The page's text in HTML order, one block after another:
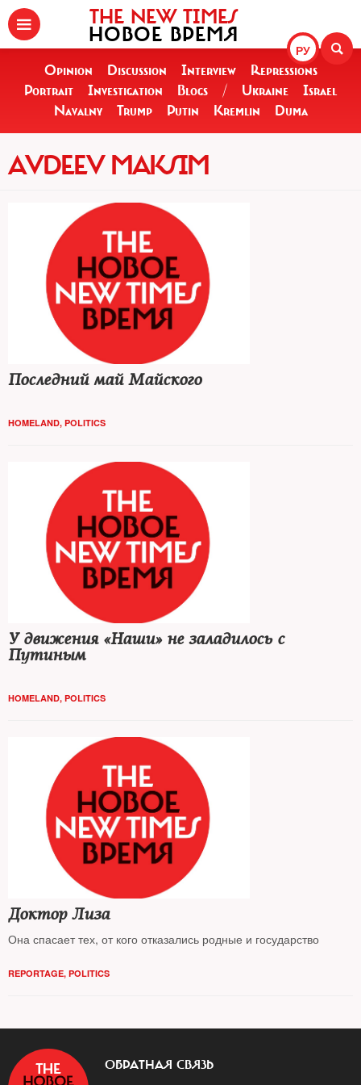
РУ
THE NEW TIMES
НОВОЕ ВРЕМЯ
Opinion Discussion Interview
Repressions
Portrait
Investigation Blogs / Ukraine
Israel
Navalny
Trump Putin Kremlin Duma
AVDEEV MAKSIM
Последний май Майского
HOMELAND, POLITICS
У движения «Наши» не заладилось с
Путиным
HOMELAND, POLITICS
Доктор Лиза
Она спасает тех, от кого отказались родные и государство
REPORTAGE, POLITICS
ОБРАТНАЯ СВЯЗЬ